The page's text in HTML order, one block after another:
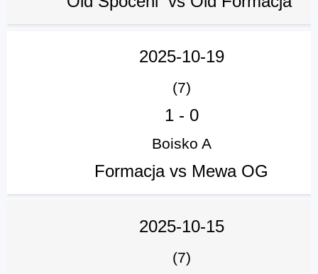
2025-10-19
(7)
1- 0
Boisko A
Formacja vs Mewa OG
2025-10-15
(7)